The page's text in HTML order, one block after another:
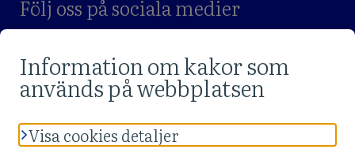
Följ oss på sociala medier
Se tjänstensdataskyddsbeskrivningarnaoch